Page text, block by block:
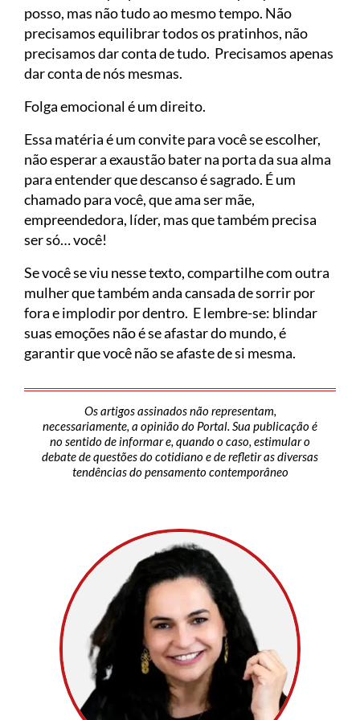
posso, mas não tudo ao mesmo tempo. Não
precisamos equilibrar todos os pratinhos, não
precisamos dar conta de tudo. Precisamos apenas
dar conta de nós mesmas.
Folga emocional é um direito.
Essa matéria é um convite para você se escolher,
não esperar a exaustão bater na porta da sua alma
para entender que descanso é sagrado. É um
chamado para você, que ama ser mãe,
empreendedora, líder, mas que também precisa
ser só… você!
Se você se viu nesse texto, compartilhe com outra
mulher que também anda cansada de sorrir por
fora e implodir por dentro. E lembre-se: blindar
suas emoções não é se afastar do mundo, é
garantir que você não se afaste de si mesma.
Os artigos assinados não representam,
necessariamente, a opinião do Portal. Sua publicação é
no sentido de informar e, quando o caso, estimular o
debate de questões do cotidiano e de refletir as diversas
tendências do pensamento contemporâneo